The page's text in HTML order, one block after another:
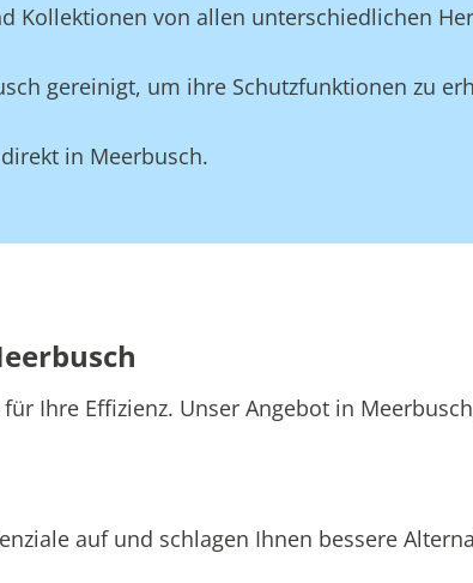
Kollektionen von allen unterschiedlichen
gereinigt, um ihre Schutzfunktionen zu
in Meerbusch.
Ihre Effizienz. Unser Angebot in
auf und schlagen Ihnen bessere